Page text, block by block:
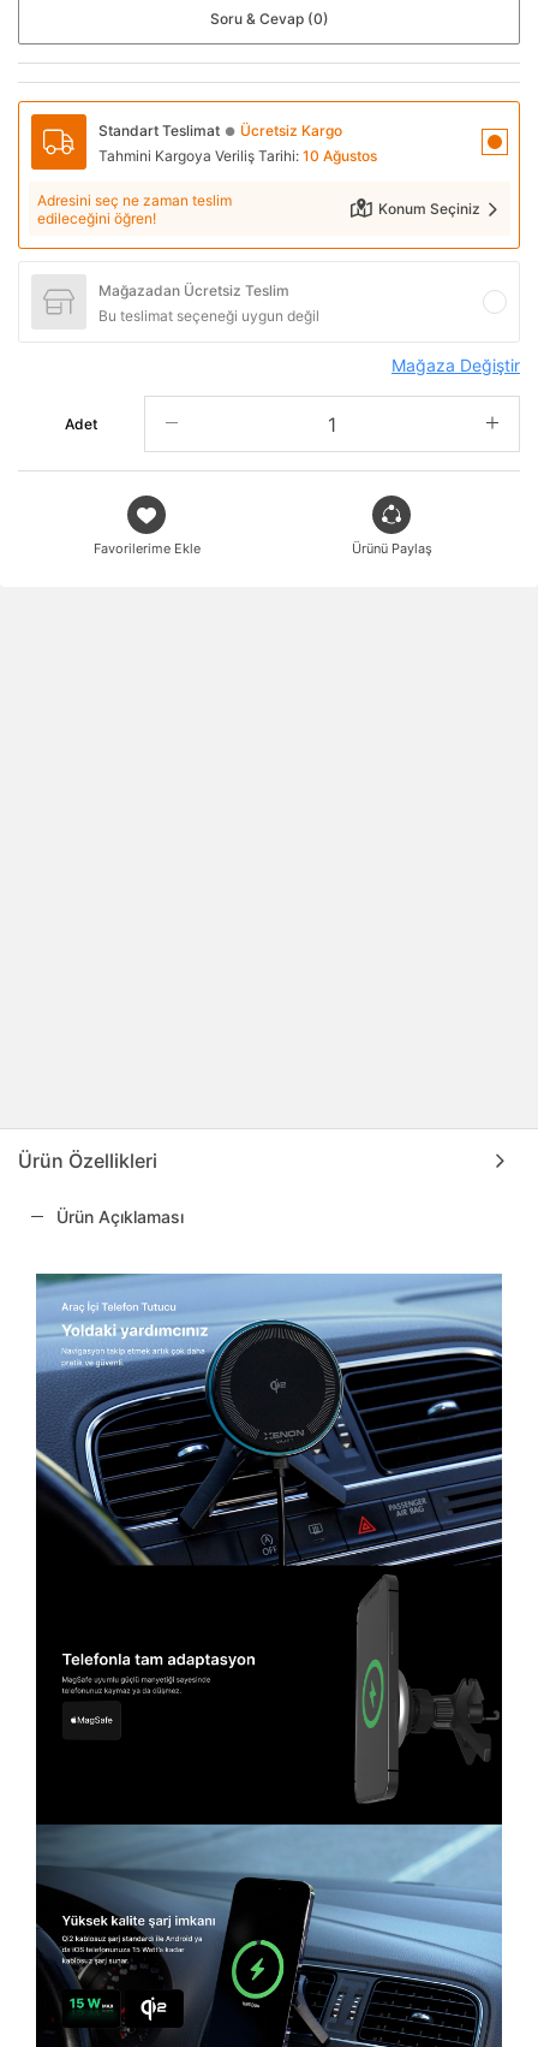
Soru & Cevap (0)
Standart Teslimat ● Ücretsiz Kargo
Tahmini Kargoya Veriliş Tarihi: 10 Ağustos
Adresini seç ne zaman teslim
edileceğini öğren!
Konum Seçiniz
Mağazadan Ücretsiz Teslim
Bu teslimat seçeneği uygun değil
Mağaza Değiştir
Adet
Favorilerime Ekle Ürünü Paylaş
Ürün Özellikleri
Ürün Açıklaması